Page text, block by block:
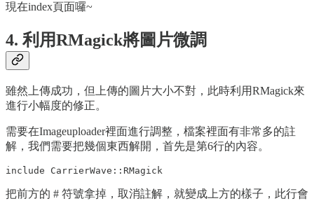
現在index頁面囉~
4. 利用RMagick將圖片微調
雖然上傳成功，但上傳的圖片大小不對，此時利用RMagick來
進行小幅度的修正。
需要在Imageuploader裡面進行調整，檔案裡面有非常多的註
解，我們需要把幾個東西解開，首先是第6行的內容。
把前方的 # 符號拿掉，取消註解，就變成上方的樣子，此行會